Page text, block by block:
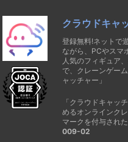
クラウドキャ
登録無料!ネットで
ながら、PCやスマ
人気のフィギュア
で、クレーンゲー
ャッチャー」
「クラウドキャッ
めるオンラインク
マークを付与され
009-02